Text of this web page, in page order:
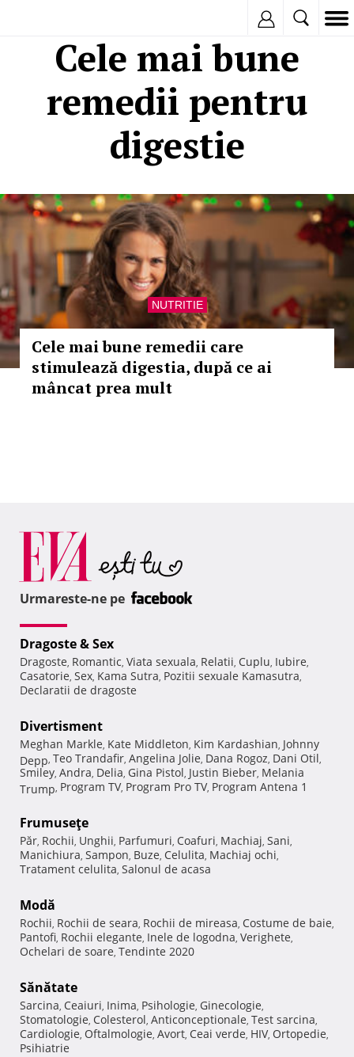
Cele mai bune
remedii pentru
digestie
NUTRITIE
Cele mai bune remedii care
stimulează digestia, după ce ai
mâncat prea mult
Urmareste-ne pe
Dragoste & Sex
Dragoste, Romantic, Viata sexuala, Relatii, Cuplu, Iubire,
Casatorie, Sex, Kama Sutra, Pozitii sexuale Kamasutra,
Declaratii de dragoste
Divertisment
Meghan Markle, Kate Middleton, Kim Kardashian, Johnny
Depp, Teo Trandafir, Angelina Jolie, Dana Rogoz, Dani Otil,
Smiley, Andra, Delia, Gina Pistol, Justin Bieber, Melania
Trump, Program TV, Program Pro TV, Program Antena 1
Frumuseţe
Păr, Rochii, Unghii, Parfumuri, Coafuri, Machiaj, Sani,
Manichiura, Sampon, Buze, Celulita, Machiaj ochi,
Tratament celulita, Salonul de acasa
Modă
Rochii, Rochii de seara, Rochii de mireasa, Costume de baie,
Pantofi, Rochii elegante, Inele de logodna, Verighete,
Ochelari de soare, Tendinte 2020
Sănătate
Sarcina, Ceaiuri, Inima, Psihologie, Ginecologie,
Stomatologie, Colesterol, Anticonceptionale, Test sarcina,
Cardiologie, Oftalmologie, Avort, Ceai verde, HIV, Ortopedie,
Psihiatrie